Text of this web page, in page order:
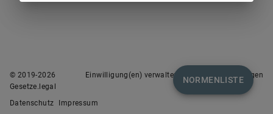
NORMENLISTE
© 2019-2026
Gesetze.legal
Einwilligung(en) verwalten Nutzungsbedingungen
Datenschutz Impressum